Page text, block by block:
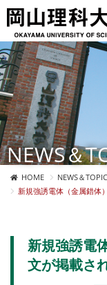
NEWS＆
HOME
NEWS＆
新規強誘電体（金属錯体
新規強誘電
文が掲載さ